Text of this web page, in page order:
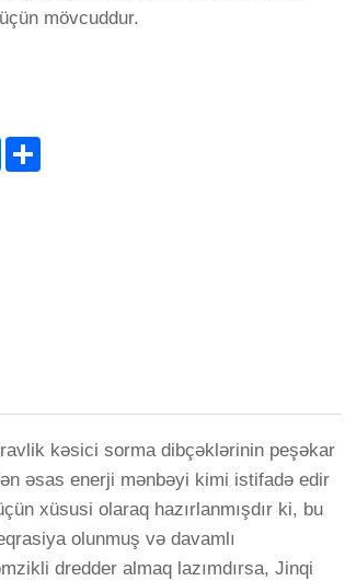
mövcuddur.
LinkedInShare
kəsici sorma dibçəklərinin peşəkar
əsas enerji mənbəyi kimi istifadə edir
xüsusi olaraq hazırlanmışdır ki, bu
olunmuş və davamlı
dredder almaq lazımdırsa, Jinqi